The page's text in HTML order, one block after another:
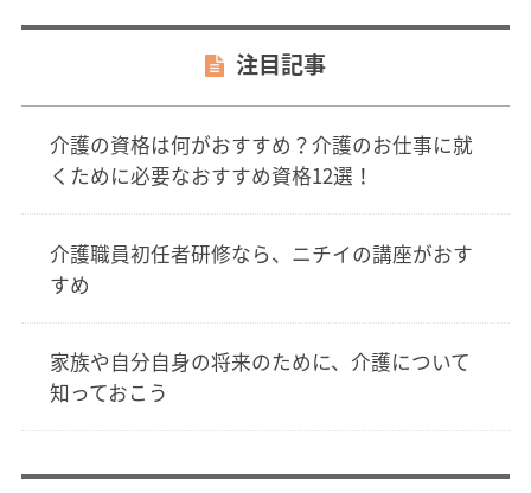
注目記事
介護の資格は何がおすすめ？介護のお仕事に就
くために必要なおすすめ資格12選！
介護職員初任者研修なら、ニチイの講座がおす
すめ
家族や自分自身の将来のために、介護について
知っておこう